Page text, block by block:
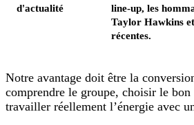
d'actualité
line-up, les
Taylor Hawkins
récentes.
Notre avantage doit être la
comprendre le groupe, choisir le bon
travailler réellement l’énergie avec